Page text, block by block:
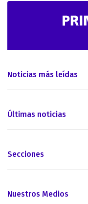
Noticias más leídas
Últimas noticias
Secciones
Nuestros Medios